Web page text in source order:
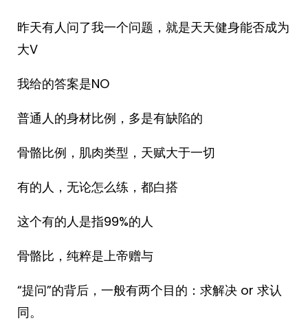
昨天有人问了我一个问题，就是天天健身能否成为
大V
我给的答案是NO
普通人的身材比例，多是有缺陷的
骨骼比例，肌肉类型，天赋大于一切
有的人，无论怎么练，都白搭
这个有的人是指99%的人
骨骼比，纯粹是上帝赠与
“提问”的背后，一般有两个目的：求解决 or 求认
同。